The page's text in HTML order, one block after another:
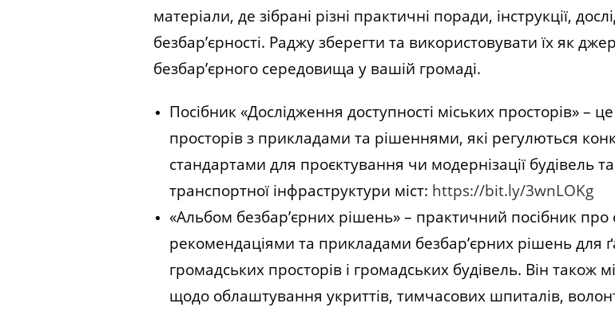
матеріали, де зібрані різні практичні поради, інструкції,
безбар’єрності. Раджу зберегти та використовувати їх як
безбар’єрного середовища у вашій громаді.
Посібник «Дослідження доступності міських просторів» –
просторів з прикладами та рішеннями, які регулються
стандартами для проєктування чи модернізації будівель
транспортної інфраструктури міст: https://bit.ly/3wnLOKg
«Альбом безбар’єрних рішень» – практичний посібник про
рекомендаціями та прикладами безбар’єрних рішень для
громадських просторів і громадських будівель. Він також
щодо облаштування укриттів, тимчасових шпиталів,